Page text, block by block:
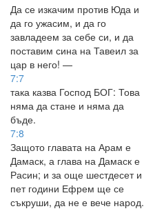
Да се изкачим против Юда и
да го ужасим, и да го
завладеем за себе си, и да
поставим сина на Тавеил за
цар в него! —
7:7
така казва Господ БОГ: Това
няма да стане и няма да
бъде.
7:8
Защото главата на Арам е
Дамаск, а глава на Дамаск е
Расин; и за още шестдесет и
пет години Ефрем ще се
съкруши, да не е вече народ.